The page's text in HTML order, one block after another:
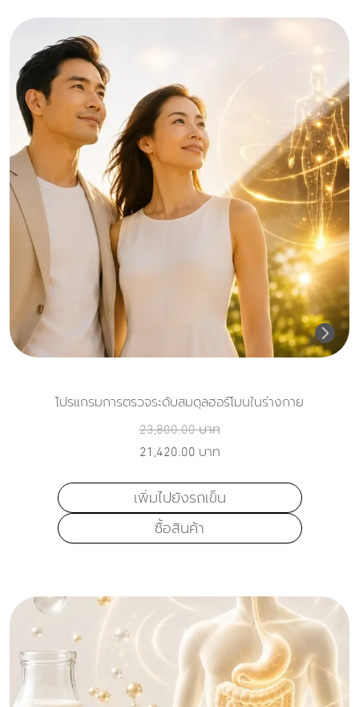
โปรแกรมการตรวจระดับสมดุลฮอร์โมนในร่างกาย
23,800.00 บาท
21,420.00 บาท
เพิ่มไปยังรถเข็น
ซื้อสินค้า